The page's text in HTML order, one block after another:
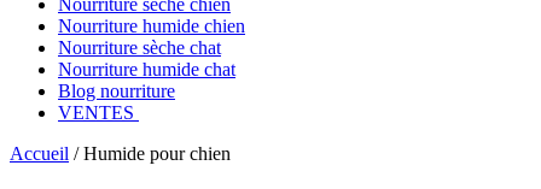
Nourriture sèche chien
Nourriture humide chien
Nourriture sèche chat
Nourriture humide chat
Blog nourriture
VENTES
Accueil /Humide pour chien